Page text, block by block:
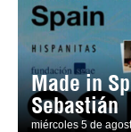
Made in
Sebastián
miércoles 5 de